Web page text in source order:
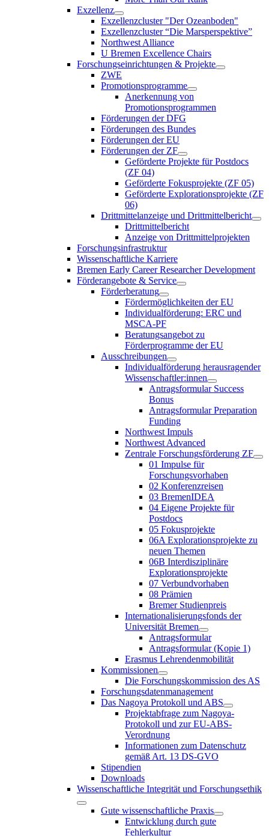
Exzellenz
Exzellenzcluster "Der Ozeanboden"
Exzellenzcluster “Die Marsperspektive”
Northwest Alliance
U Bremen Excellence Chairs
Forschungseinrichtungen & Projekte
ZWE
Promotionsprogramme
Anerkennung von
Promotionsprogrammen
Förderungen der DFG
Förderungen des Bundes
Förderungen der EU
Förderungen der ZF
Geförderte Projekte für Postdocs
(ZF 04)
Geförderte Fokusprojekte (ZF 05)
Geförderte Explorationsprojekte (ZF
06)
Drittmittelanzeige und Drittmittelbericht
Drittmittelbericht
Anzeige von Drittmittelprojekten
Forschungsinfrastruktur
Wissenschaftliche Karriere
Bremen Early Career Researcher Development
Förderangebote & Service
Förderberatung
Fördermöglichkeiten der EU
Individualförderung: ERC und
MSCA-PF
Beratungsangebot zu
Förderprogramme der EU
Ausschreibungen
Individualförderung herausragender
Wissenschaftler:innen
Antragsformular Success
Bonus
Antragsformular Preparation
Funding
Northwest Impuls
Northwest Advanced
Zentrale Forschungsförderung ZF
01 Impulse für
Forschungsvorhaben
02 Konferenzreisen
03 BremenIDEA
04 Eigene Projekte für
Postdocs
05 Fokusprojekte
06A Explorationsprojekte zu
neuen Themen
06B Interdisziplinäre
Explorationsprojekte
07 Verbundvorhaben
08 Prämien
Bremer Studienpreis
Internationalisierungsfonds der
Universität Bremen
Antragsformular
Antragsformular (Kopie 1)
Erasmus Lehrendenmobilität
Kommissionen
Die Forschungskommission des AS
Forschungsdatenmanagement
Das Nagoya Protokoll und ABS
Projektabfrage zum Nagoya-
Protokoll und zur EU-ABS-
Verordnung
Informationen zum Datenschutz
gemäß Art. 13 DS-GVO
Stipendien
Downloads
Wissenschaftliche Integrität und Forschungsethik
Gute wissenschaftliche Praxis
Entwicklung durch gute
Fehlerkultur